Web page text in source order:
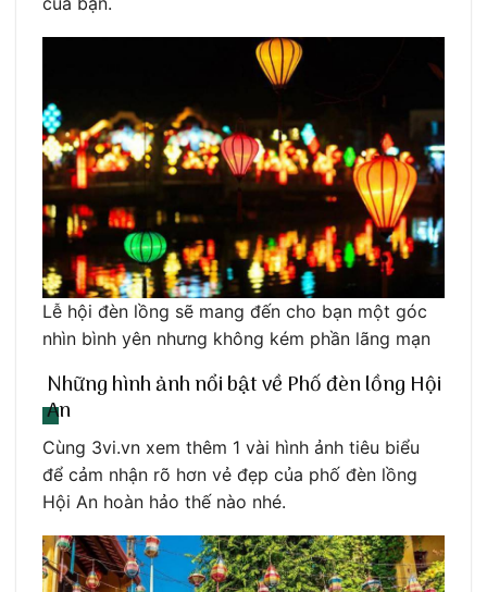
Lễ hội đèn lồng sẽ mang đến cho bạn một góc
nhìn bình yên nhưng không kém phần lãng mạn
Những hình ảnh nổi bật về Phố đèn lồng Hội
An
Cùng 3vi.vn xem thêm 1 vài hình ảnh tiêu biểu
để cảm nhận rõ hơn vẻ đẹp của phố đèn lồng
Hội An hoàn hảo thế nào nhé.